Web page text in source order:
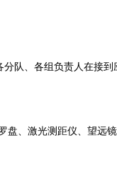
分队、各组负责人在接
盘、激光测距仪、望远